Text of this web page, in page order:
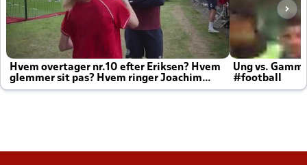
Hvem overtager nr.10 efter Eriksen? Hvem
glemmer sit pas? Hvem ringer Joachim
altid til efter kampe?
Ung vs.
#football